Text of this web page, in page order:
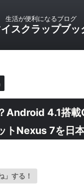
生活が便利になるブログ
スクラップブッ
Android 4.1搭
トNexus 7を日
」する！